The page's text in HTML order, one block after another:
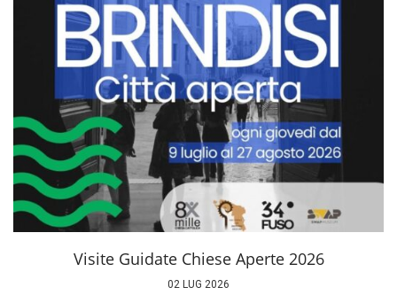
Visite Guidate Chiese Aperte 2026
02 LUG 2026